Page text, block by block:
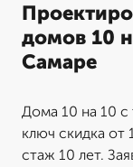
домов 10
Самаре
Дома 10 на 10 с
ключ скидка от
стаж 10 лет.